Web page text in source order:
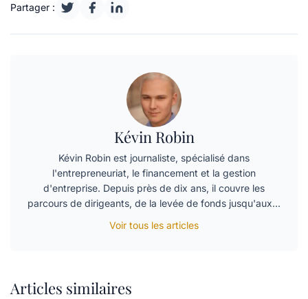
Partager :
Kévin Robin
Kévin Robin est journaliste, spécialisé dans
l'entrepreneuriat, le financement et la gestion
d'entreprise. Depuis près de dix ans, il couvre les
parcours de dirigeants, de la levée de fonds jusqu'aux…
Voir tous les articles
Articles similaires